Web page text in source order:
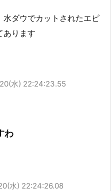
ダウでカットされたエピ
あります
水) 22:24:23.55
わ
水) 22:24:26.08